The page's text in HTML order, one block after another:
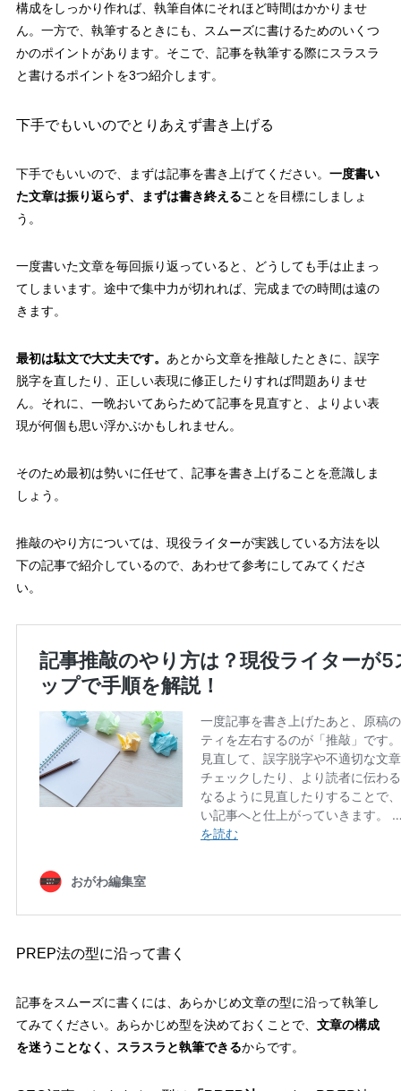
構成をしっかり作れば、執筆自体にそれほど時間はかかりませ
ん。一方で、執筆するときにも、スムーズに書けるためのいくつ
かのポイントがあります。そこで、記事を執筆する際にスラスラ
と書けるポイントを3つ紹介します。
下手でもいいのでとりあえず書き上げる
下手でもいいので、まずは記事を書き上げてください。 一度書い
た文章は振り返らず、まずは書き終えることを目標にしましょ
う。
一度書いた文章を毎回振り返っていると、どうしても手は止まっ
てしまいます。途中で集中力が切れれば、完成までの時間は遠の
きます。
最初は駄文で大丈夫です。 あとから文章を推敲したときに、誤字
脱字を直したり、正しい表現に修正したりすれば問題ありませ
ん。それに、一晩おいてあらためて記事を見直すと、よりよい表
現が何個も思い浮かぶかもしれません。
そのため最初は勢いに任せて、記事を書き上げることを意識しま
しょう。
推敲のやり方については、現役ライターが実践している方法を以
下の記事で紹介しているので、あわせて参考にしてみてくださ
い。
PREP法の型に沿って書く
記事をスムーズに書くには、あらかじめ文章の型に沿って執筆し
てみてください。あらかじめ型を決めておくことで、 文章の構成
を迷うことなく、スラスラと執筆できるからです。